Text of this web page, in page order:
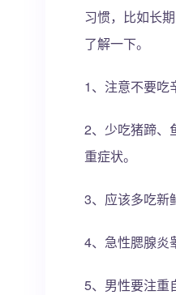
习惯，比如长
了解一下。
1、注意不要吃
2、少吃猪蹄、
重症状。
3、应该多吃新
4、急性腮腺炎
5、男性要注重